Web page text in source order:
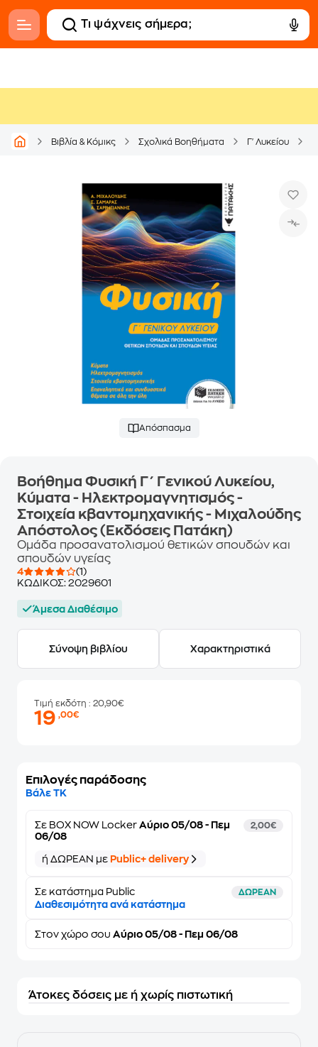
Βιβλία & Κόμικς Σχολικά Βοηθήματα Γ' Λυκείου
Απόσπασμα
Βοήθημα Φυσική Γ΄ Γενικού Λυκείου,
Κύματα - Ηλεκτρομαγνητισμός -
Στοιχεία κβαντομηχανικής - Μιχαλούδης
Απόστολος (Εκδόσεις Πατάκη)
Ομάδα προσανατολισμού θετικών σπουδών και
σπουδών υγείας
4
(1)
ΚΩΔΙΚΟΣ: 2029601
Άμεσα Διαθέσιμο
Σύνοψη βιβλίου Χαρακτηριστικά
Τιμή εκδότη : 20,90€
19,00€
Επιλογές παράδοσης
Βάλε ΤΚ
Σε BOX NOW Locker Αύριο 05/08 - Πεμ
06/08
2,00€
ή ΔΩΡΕΑΝ με Public+ delivery
Σε κατάστημα Public ΔΩΡΕΑΝ
Διαθεσιμότητα ανά κατάστημα
Στον χώρο σου Αύριο 05/08 - Πεμ 06/08
Άτοκες δόσεις με ή χωρίς πιστωτική